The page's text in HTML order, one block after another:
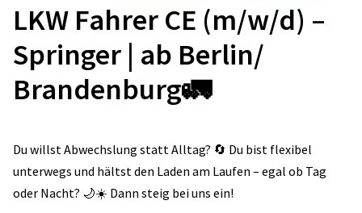
LKW Fahrer CE (m/w/d) –
Springer | ab Berlin/
Brandenburg🚛
Du willst Abwechslung statt Alltag? 🔄 Du bist flexibel
unterwegs und hältst den Laden am Laufen – egal ob Tag
oder Nacht? 🌙☀️ Dann steig bei uns ein!